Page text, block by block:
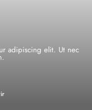
adipiscing elit. Ut nec